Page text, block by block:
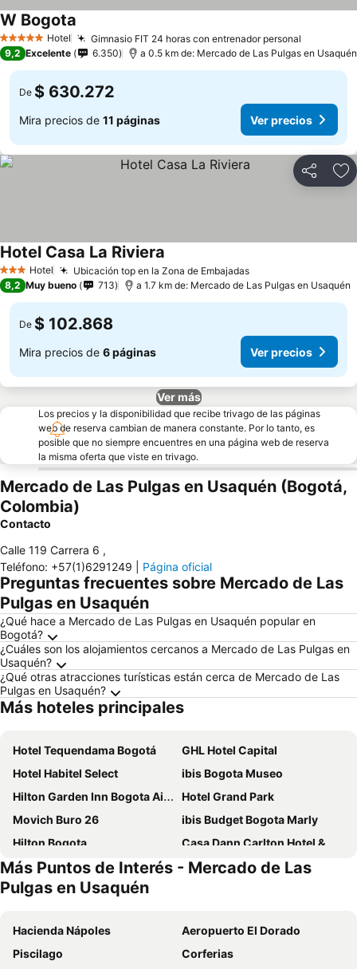
5 Estrellas Hotel Gimnasio FIT 24 horas con entrenador personal
W Bogota
9,2 Excelente 6.350 a 0.5 km de: Mercado de Las Pulgas en Usaquén
De $ 630.272
Mira precios de 11 páginas Ver precios
Compartir
3 Estrellas
Hotel Ubicación top en la Zona de EmbajadasVer precios
Hotel Casa La Riviera
8,2 Muy bueno 713 a 1.7 km de: Mercado de Las Pulgas en Usaquén
De $ 102.868
Mira precios de 6 páginas Ver precios
Ver más
Los precios y la disponibilidad que recibe trivago de las páginas
web de reserva cambian de manera constante. Por lo tanto, es
posible que no siempre encuentres en una página web de reserva
la misma oferta que viste en trivago.
Mercado de Las Pulgas en Usaquén (Bogotá,
Colombia)
Contacto
Calle 119 Carrera 6 ,
Teléfono: +57(1)6291249 Página oficial
Preguntas frecuentes sobre Mercado de Las
Pulgas en Usaquén
¿Qué hace a Mercado de Las Pulgas en Usaquén popular en
Bogotá?
¿Cuáles son los alojamientos cercanos a Mercado de Las Pulgas en
Usaquén?
¿Qué otras atracciones turísticas están cerca de Mercado de Las
Pulgas en Usaquén?
Más hoteles principales
Hotel Tequendama Bogotá
GHL Hotel Capital
Hotel Habitel Select
ibis Bogota Museo
Hilton Garden Inn Bogota Airport
Hotel Grand Park
Movich Buro 26
ibis Budget Bogota Marly
Hilton Bogota
Casa Dann Carlton Hotel & Spa
Hotel Dann Carlton Bogota
Tequendama Suites Bogota
Sonesta Hotel Bogota
Cosmos 100 Hotel & Centro de Convenciones - Hoteles Cosmos
Hotel Distrito ZF
Exe Bacata 95
Hotel Santiago Plaza
Más Puntos de Interés - Mercado de Las
Pulgas en Usaquén
Hacienda Nápoles
Aeropuerto El Dorado
Piscilago
Corferias